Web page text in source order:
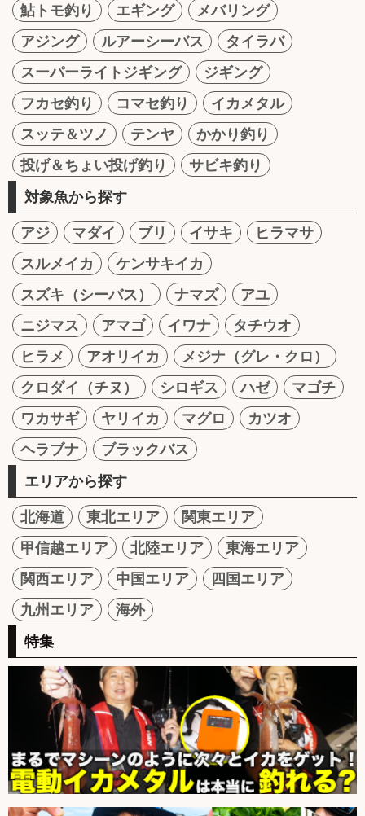
鮎トモ釣り
エギング
メバリング
アジング
ルアーシーバス
タイラバ
スーパーライトジギング
ジギング
フカセ釣り
コマセ釣り
イカメタル
スッテ＆ツノ
テンヤ
かかり釣り
投げ＆ちょい投げ釣り
サビキ釣り
対象魚から探す
アジ マダイ ブリ イサキ
ヒラマサ
スルメイカ
ケンサキイカ
スズキ（シーバス）
ナマズ
アユ
ニジマス
アマゴ イワナ
タチウオ
ヒラメ
アオリイカ
メジナ（グレ・クロ）
クロダイ（チヌ）
シロギス ハゼ
マゴチ
ワカサギ
ヤリイカ マグロ
カツオ
ヘラブナ
ブラックバス
エリアから探す
北海道 東北エリア
関東エリア
甲信越エリア
北陸エリア
東海エリア
関西エリア
中国エリア
四国エリア
九州エリア
海外
特集